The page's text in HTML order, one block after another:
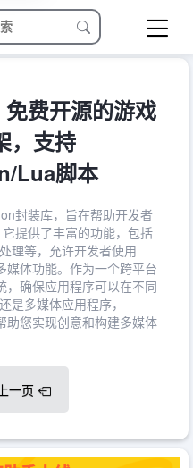
费开源的游戏
，支持
Lua脚本
封装库，旨在帮助开发者
提供了丰富的功能，包括
理等，允许开发者使用
媒体功能。作为一个跨平台
，确保应用程序可以在不同
是多媒体应用程序，
助您实现创意和构建多媒体
一页